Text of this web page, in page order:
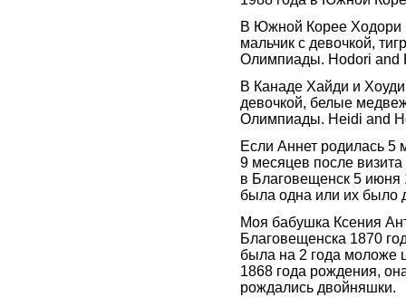
В Южной Корее Ходори
мальчик с девочкой,
Олимпиады. Hodori and
В Канаде Хайди и
девочкой, белые
Олимпиады. Heidi and
Если Аннет родилась 5
9 месяцев после
в Благовещенск 5 июня
была одна или их было
Моя бабушка Ксения
Благовещенска 1870
была на 2 года моложе
1868 года рождения,
рождались двойняшки.